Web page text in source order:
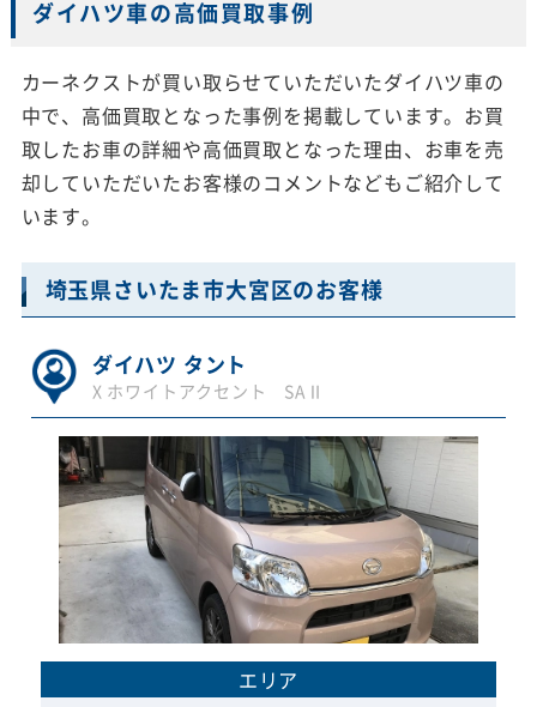
ダイハツ車の高価買取事例
カーネクストが買い取らせていただいたダイハツ車の
中で、高価買取となった事例を掲載しています。お買
取したお車の詳細や高価買取となった理由、お車を売
却していただいたお客様のコメントなどもご紹介して
います。
埼玉県さいたま市大宮区のお客様
ダイハツ タント
X ホワイトアクセント SAⅡ
エリア